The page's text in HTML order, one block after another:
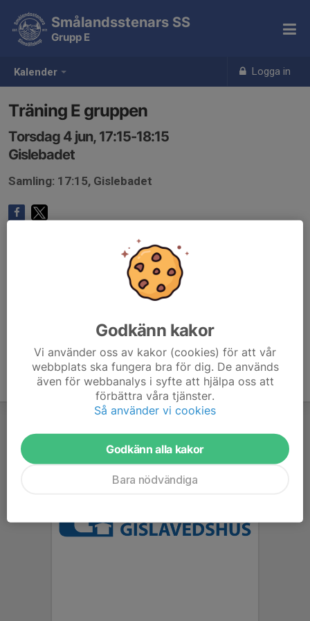
Kalender Logga in
Smålandsstenars SS
Grupp E
Träning E gruppen
Torsdag 4 jun, 17:15-18:15
Gislebadet
Samling: 17:15, Gislebadet
Godkänn kakor
Vi använder oss av kakor (cookies) för att vår
webbplats ska fungera bra för dig. De används
även för webbanalys i syfte att hjälpa oss att
förbättra våra tjänster.
Så använder vi cookies
Godkänn alla kakor
Bara nödvändiga